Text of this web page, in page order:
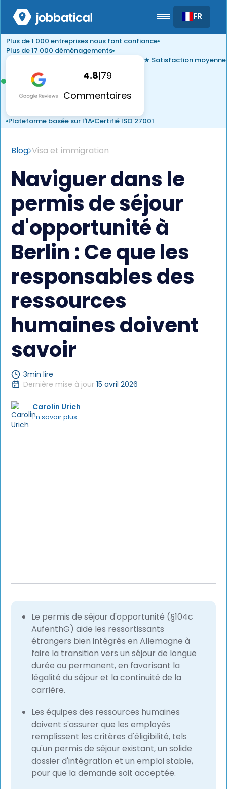
FR
Plus de 1 000 entreprises nous font confiance
Plus de 17 000 déménagements
4.8|79
Commentaires
★ Satisfaction moyenne
Plateforme basée sur l'IA Certifié ISO 27001
Blog Visa et immigration
Naviguer dans le
permis de séjour
d'opportunité à
Berlin : Ce que les
responsables des
ressources
humaines doivent
savoir
3min lire
Dernière mise à jour 15 avril 2026
Carolin Urich
En savoir plus
Le permis de séjour d'opportunité (§104c
AufenthG) aide les ressortissants
étrangers bien intégrés en Allemagne à
faire la transition vers un séjour de longue
durée ou permanent, en favorisant la
légalité du séjour et la continuité de la
carrière.
Les équipes des ressources humaines
doivent s'assurer que les employés
remplissent les critères d'éligibilité, tels
qu'un permis de séjour existant, un solide
dossier d'intégration et un emploi stable,
pour que la demande soit acceptée.